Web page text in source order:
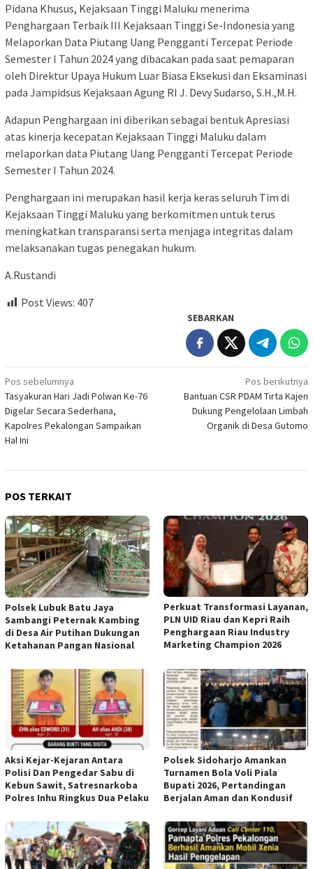
Pidana Khusus, Kejaksaan Tinggi Maluku menerima
Penghargaan Terbaik III Kejaksaan Tinggi Se-Indonesia yang
Melaporkan Data Piutang Uang Pengganti Tercepat Periode
Semester I Tahun 2024 yang dibacakan pada saat pemaparan
oleh Direktur Upaya Hukum Luar Biasa Eksekusi dan Eksaminasi
pada Jampidsus Kejaksaan Agung RI J. Devy Sudarso, S.H.,M.H.
Adapun Penghargaan ini diberikan sebagai bentuk Apresiasi
atas kinerja kecepatan Kejaksaan Tinggi Maluku dalam
melaporkan data Piutang Uang Pengganti Tercepat Periode
Semester I Tahun 2024.
Penghargaan ini merupakan hasil kerja keras seluruh Tim di
Kejaksaan Tinggi Maluku yang berkomitmen untuk terus
meningkatkan transparansi serta menjaga integritas dalam
melaksanakan tugas penegakan hukum.
A.Rustandi
Post Views: 407
SEBARKAN
Navigasi
pos
Pos sebelumnya
Tasyakuran Hari Jadi Polwan Ke-76
Digelar Secara Sederhana,
Kapolres Pekalongan Sampaikan
Hal Ini
Pos berikutnya
Bantuan CSR PDAM Tirta Kajen
Dukung Pengelolaan Limbah
Organik di Desa Gutomo
POS TERKAIT
Polsek Lubuk Batu Jaya
Sambangi Peternak Kambing
di Desa Air Putihan Dukungan
Ketahanan Pangan Nasional
Perkuat Transformasi Layanan,
PLN UID Riau dan Kepri Raih
Penghargaan Riau Industry
Marketing Champion 2026
Aksi Kejar-Kejaran Antara
Polisi Dan Pengedar Sabu di
Kebun Sawit, Satresnarkoba
Polres Inhu Ringkus Dua Pelaku
Polsek Sidoharjo Amankan
Turnamen Bola Voli Piala
Bupati 2026, Pertandingan
Berjalan Aman dan Kondusif